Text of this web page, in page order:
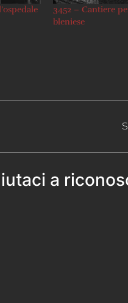
3452 – Cantiere
bleniese
a